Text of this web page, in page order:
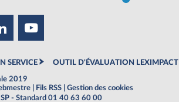
SERVICE OUTIL D'ÉVALUATION LEXIMPACT
2019
Fils RSS
Gestion des cookies
- Standard 01 40 63 60 00